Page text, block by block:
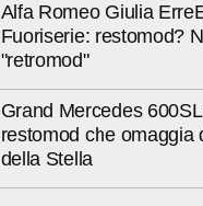
Alfa Romeo Giulia
Fuoriserie: restomod?
"retromod"
Grand Mercedes
restomod che omaggia
della Stella